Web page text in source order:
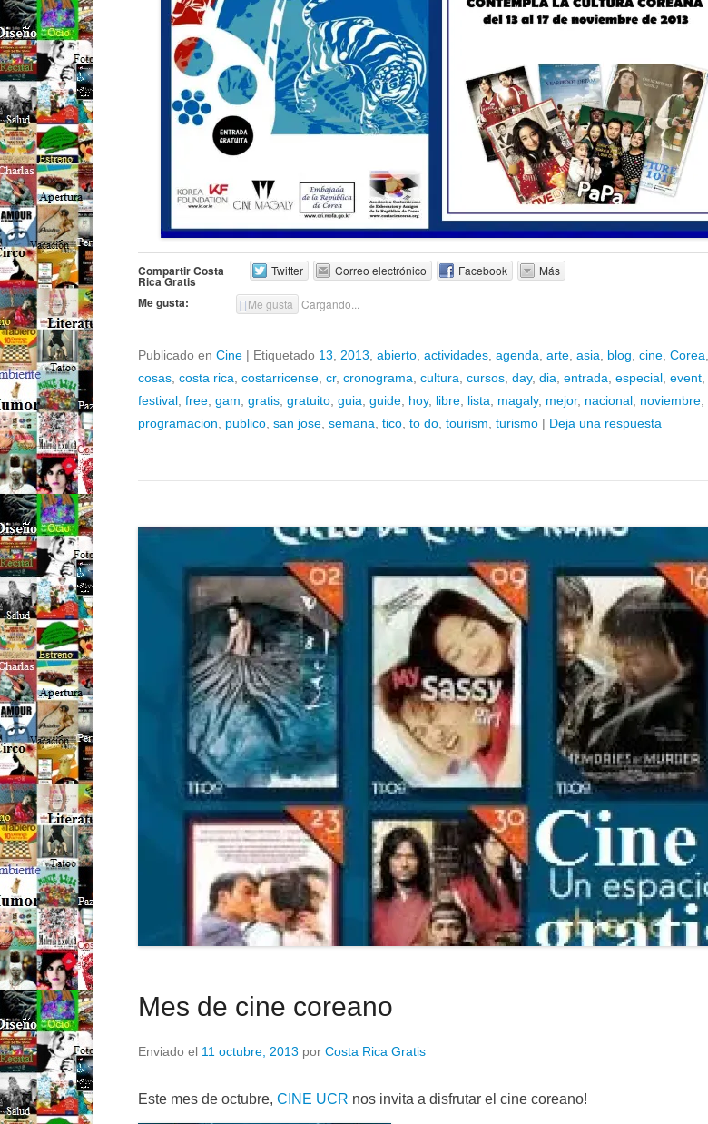
Compartir Costa
Rica Gratis
Twitter Correo electrónico Facebook Más
Me gusta: Me gusta Cargando...
Publicado en Cine | Etiquetado 13 2013 abierto actividades agenda arte asia blog cine Corea
cosas costa rica costarricense cr, cronograma cultura cursos day, dia entrada especial event
festival free gam gratis gratuito guia guide hoy, libre lista magaly, mejor, nacional noviembre
programacion
publico san jose semana tico to do tourism turismo | Deja una respuesta
Mes de cine coreano
Enviado el 11 octubre, 2013 por Costa Rica Gratis
Este mes de octubre, CINE UCR nos invita a disfrutar el cine coreano!